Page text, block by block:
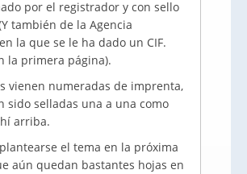
por el registrador y con sello
también de la Agencia
la que se le ha dado un CIF.
la primera página).
vienen numeradas de imprenta,
sido selladas una a una como
arriba.
el tema en la próxima
aún quedan bastantes hojas en